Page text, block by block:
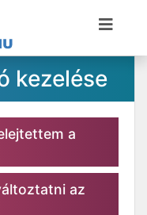
kezelése
a
az